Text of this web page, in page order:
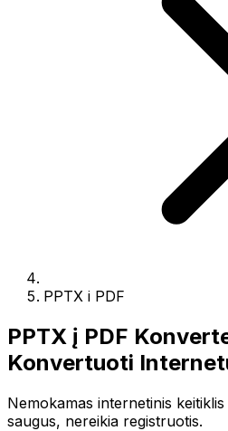
PPTX i PDF
PPTX į PDF
Konvertuoti
Nemokamas internetinis
saugus, nereikia registruotis.